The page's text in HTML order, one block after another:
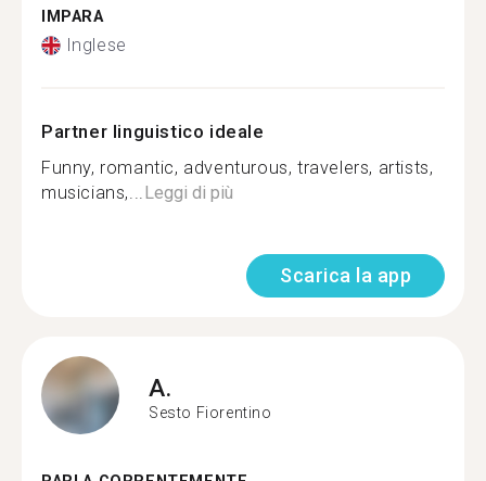
IMPARA
Inglese
Partner linguistico ideale
Funny, romantic, adventurous, travelers, artists,
musicians,...Leggi di più
Scarica la app
A.
Sesto Fiorentino